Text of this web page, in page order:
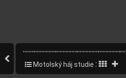
Motolský háj studie 2022 73